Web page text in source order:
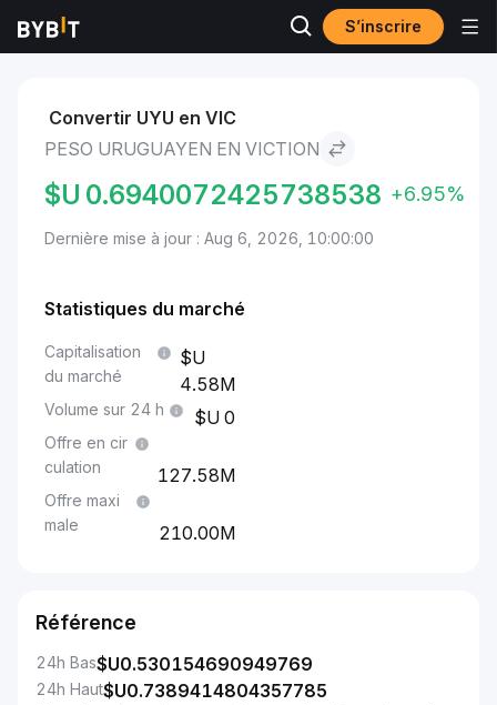
S’inscrire
Marchés Peso uruguayen to Viction
Convertir UYU en VIC
PESO URUGUAYEN EN VICTION
$U 0.6940072425738538 +6.95%
Dernière mise à jour : Aug 6, 2026, 10:00:00
Statistiques du marché
Capitalisation
du marché
4.58M
Volume sur 24 h 0
Offre en cir
culation
127.58M
Offre maxi
male
210.00M
Référence
24h Bas$U0.530154690949769
24h Haut$U0.7389414804357785